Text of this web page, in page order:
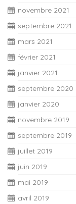
novembre 2021
septembre 2021
mars 2021
février 2021
janvier 2021
septembre 2020
janvier 2020
novembre 2019
septembre 2019
juillet 2019
juin 2019
mai 2019
avril 2019